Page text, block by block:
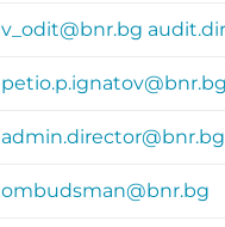
v_odit@bnr.bg
petio.p.ignatov@bnr.bg
admin.director@bnr.bg
ombudsman@bnr.bg